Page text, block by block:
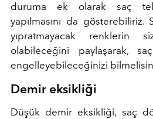
duruma ek olarak saç
yapılmasını da gösterebiliriz.
yıpratmayacak
olabileceğini paylaşarak,
engelleyebileceğinizi
Demir eksikliği
Düşük demir eksikliği, saç